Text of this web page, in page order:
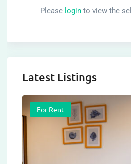
Please login to view the
Latest Listings
For Rent